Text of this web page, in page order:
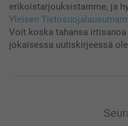
erikoistarjouksistamme, ja
Yleisen
Voit koska tahansa
jokaisessa uutiskirjeessä